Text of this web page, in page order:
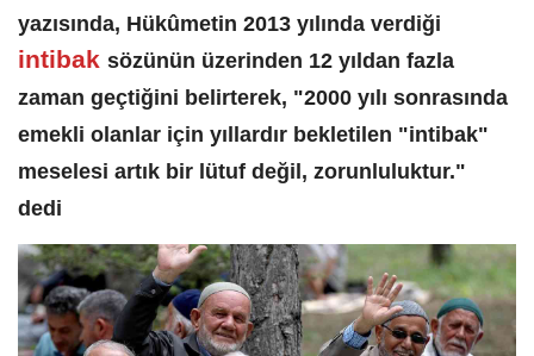
yazısında, Hükûmetin 2013 yılında verdiği
intibak sözünün üzerinden 12 yıldan fazla
zaman geçtiğini belirterek, "2000 yılı sonrasında
emekli olanlar için yıllardır bekletilen "intibak"
meselesi artık bir lütuf değil, zorunluluktur."
dedi